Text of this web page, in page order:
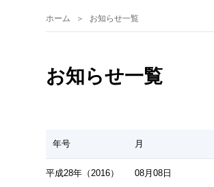
ホーム お知らせ一覧
お知らせ一覧
年号 月
平成28年（2016） 08月08日